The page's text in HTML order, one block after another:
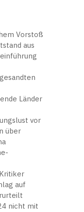
Vorstoß
aus
Länder
vor
über
auf
nicht mit